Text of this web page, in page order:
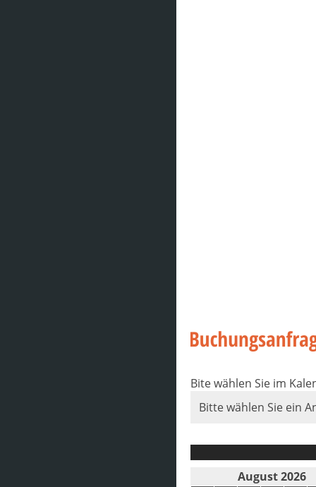
Bite wählen Sie im
Bitte wählen Sie ein
August 2026